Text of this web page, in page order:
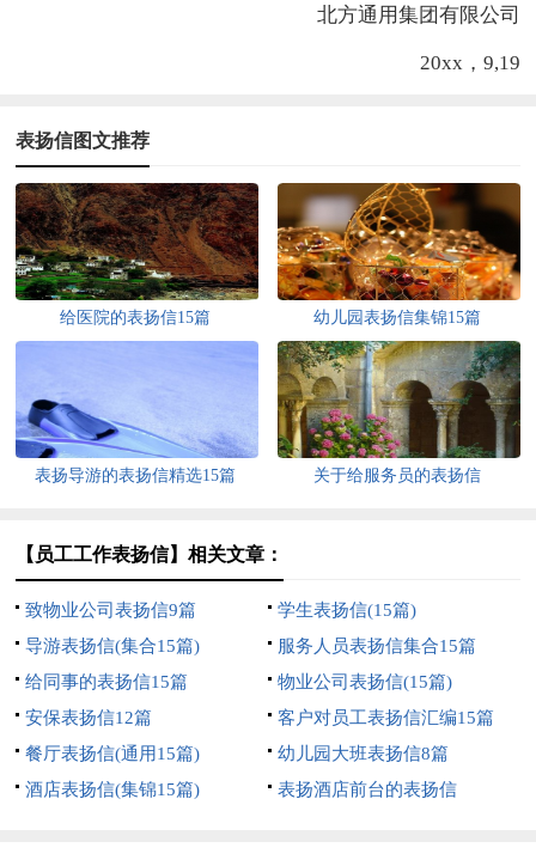
北方通用集团有限公司
20xx，9,19
表扬信图文推荐
给医院的表扬信15篇 幼儿园表扬信集锦15篇
表扬导游的表扬信精选15篇 关于给服务员的表扬信
【员工工作表扬信】相关文章：
致物业公司表扬信9篇
学生表扬信(15篇)
导游表扬信(集合15篇)
服务人员表扬信集合15篇
给同事的表扬信15篇
物业公司表扬信(15篇)
安保表扬信12篇
客户对员工表扬信汇编15篇
餐厅表扬信(通用15篇)
幼儿园大班表扬信8篇
酒店表扬信(集锦15篇)
表扬酒店前台的表扬信